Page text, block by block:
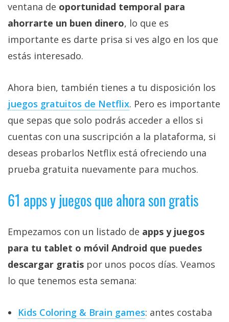
ventana de oportunidad temporal para
ahorrarte un buen dinero, lo que es
importante es darte prisa si ves algo en los que
estás interesado.
Ahora bien, también tienes a tu disposición los
juegos gratuitos de Netflix‎. Pero es importante
que sepas que solo podrás acceder a ellos si
cuentas con una suscripción a la plataforma, si
deseas probarlos Netflix está ofreciendo una
prueba gratuita nuevamente para muchos.
61 apps y juegos que ahora son gratis
Empezamos con un listado de apps y juegos
para tu tablet o móvil Android que puedes
descargar gratis por unos pocos días. Veamos
lo que tenemos esta semana:
Kids Coloring & Brain games: antes costaba